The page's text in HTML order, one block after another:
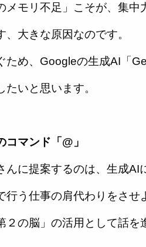
メモリ不足」こそが、集中
、大きな原因なのです。
ため、Googleの生成AI「
たいと思います。
コマンド「@」
んに提案するのは、生成AI
行う仕事の肩代わりをさせ
２の脳」の活用として話を